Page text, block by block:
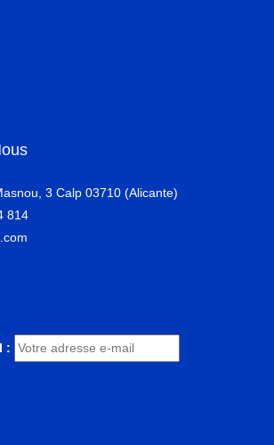
3 Calp 03710 (Alicante)
814
: